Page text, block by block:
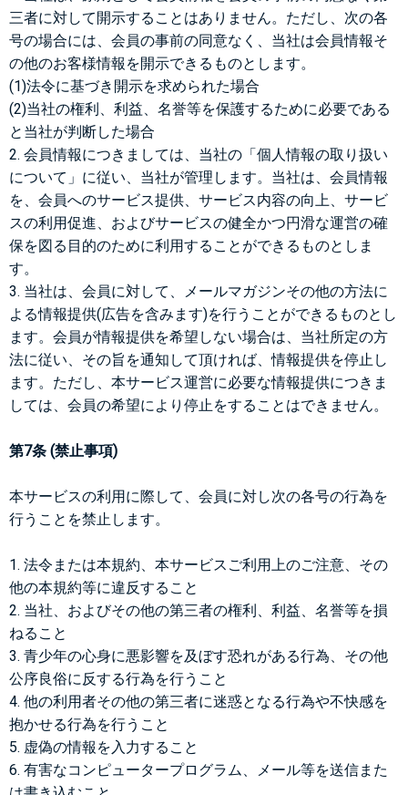
三者に対して開示することはありません。ただし、次の各
号の場合には、会員の事前の同意なく、当社は会員情報そ
の他のお客様情報を開示できるものとします。
(1)法令に基づき開示を求められた場合
(2)当社の権利、利益、名誉等を保護するために必要である
と当社が判断した場合
2. 会員情報につきましては、当社の「個人情報の取り扱い
について」に従い、当社が管理します。当社は、会員情報
を、会員へのサービス提供、サービス内容の向上、サービ
スの利用促進、およびサービスの健全かつ円滑な運営の確
保を図る目的のために利用することができるものとしま
す。
3. 当社は、会員に対して、メールマガジンその他の方法に
よる情報提供(広告を含みます)を行うことができるものとし
ます。会員が情報提供を希望しない場合は、当社所定の方
法に従い、その旨を通知して頂ければ、情報提供を停止し
ます。ただし、本サービス運営に必要な情報提供につきま
しては、会員の希望により停止をすることはできません。
第7条 (禁止事項)
本サービスの利用に際して、会員に対し次の各号の行為を
行うことを禁止します。
1. 法令または本規約、本サービスご利用上のご注意、その
他の本規約等に違反すること
2. 当社、およびその他の第三者の権利、利益、名誉等を損
ねること
3. 青少年の心身に悪影響を及ぼす恐れがある行為、その他
公序良俗に反する行為を行うこと
4. 他の利用者その他の第三者に迷惑となる行為や不快感を
抱かせる行為を行うこと
5. 虚偽の情報を入力すること
6. 有害なコンピュータープログラム、メール等を送信また